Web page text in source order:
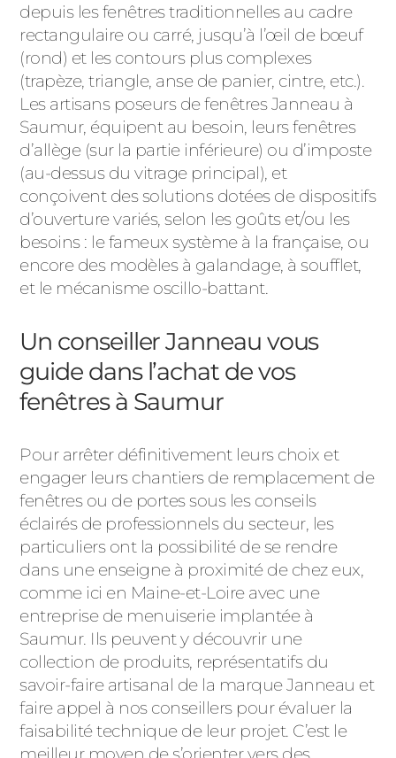
depuis les fenêtres traditionnelles au cadre
rectangulaire ou carré, jusqu’à l’œil de bœuf
(rond) et les contours plus complexes
(trapèze, triangle, anse de panier, cintre, etc.).
Les artisans poseurs de fenêtres Janneau à
Saumur, équipent au besoin, leurs fenêtres
d’allège (sur la partie inférieure) ou d’imposte
(au-dessus du vitrage principal), et
conçoivent des solutions dotées de dispositifs
d’ouverture variés, selon les goûts et/ou les
besoins : le fameux système à la française, ou
encore des modèles à galandage, à soufflet,
et le mécanisme oscillo-battant.
Un conseiller Janneau vous
guide dans l’achat de vos
fenêtres à Saumur
Pour arrêter définitivement leurs choix et
engager leurs chantiers de remplacement de
fenêtres ou de portes sous les conseils
éclairés de professionnels du secteur, les
particuliers ont la possibilité de se rendre
dans une enseigne à proximité de chez eux,
comme ici en Maine-et-Loire avec une
entreprise de menuiserie implantée à
Saumur. Ils peuvent y découvrir une
collection de produits, représentatifs du
savoir-faire artisanal de la marque Janneau et
faire appel à nos conseillers pour évaluer la
faisabilité technique de leur projet. C’est le